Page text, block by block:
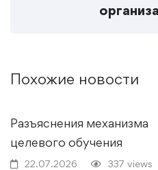
Похожие новости
Разъяснения механизма
целевого обучения
22.07.2026 337 views